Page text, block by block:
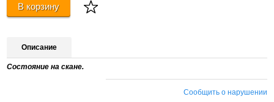
В корзину
Описание
Состояние на скане.
Сообщить о нарушении